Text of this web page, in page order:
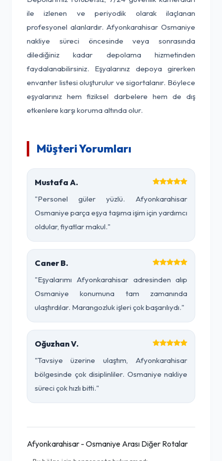
ile izlenen ve periyodik olarak ilaçlanan
profesyonel alanlardır. Afyonkarahisar Osmaniye
nakliye süreci öncesinde veya sonrasında
dilediğiniz kadar depolama hizmetinden
faydalanabilirsiniz. Eşyalarınız depoya girerken
envanter listesi oluşturulur ve sigortalanır. Böylece
eşyalarınız hem fiziksel darbelere hem de dış
etkenlere karşı koruma altında olur.
Müşteri Yorumları
Mustafa A.
"Personel güler yüzlü. Afyonkarahisar
Osmaniye parça eşya taşıma işim için yardımcı
oldular, fiyatlar makul."
Caner B.
"Eşyalarımı Afyonkarahisar adresinden alıp
Osmaniye konumuna tam zamanında
ulaştırdılar. Marangozluk işleri çok başarılıydı."
Oğuzhan V.
"Tavsiye üzerine ulaştım, Afyonkarahisar
bölgesinde çok disiplinliler. Osmaniye nakliye
süreci çok hızlı bitti."
Afyonkarahisar - Osmaniye Arası Diğer Rotalar